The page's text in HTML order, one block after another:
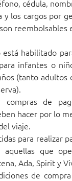
cédula,
y los cargos por
reembolsables
habilitado
infantes o
(tanto adultos
compras de
hacer por lo
viaje.
para realizar
aquellas que
Ada, Spirit y
de